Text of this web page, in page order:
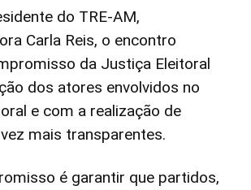
do TRE-AM,
Carla Reis, o encontro
da Justiça Eleitoral
dos atores envolvidos no
e com a realização de
mais transparentes.
é garantir que partidos,